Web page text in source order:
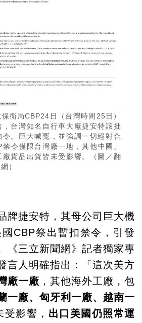
衛局CBP24日（台灣時間25日）
，台灣知名自行車大廠捷安特該批
令。巨大喊冤，並強調一切絕對合
令僅限台灣廠一地，其他中國、
廠貨品出貨皆未受影響。（圖／翻
）
牌捷安特，其母公司巨大機
CBP祭出暫扣禁令，引發
《三立新聞網》記者獨家專
言人明確指出：「這次美方
廠一廠 ，其他海外工廠，包
一廠、匈牙利一廠、越南一
受影響， 出口美國仍照常運